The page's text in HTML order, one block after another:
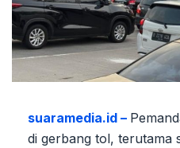
suaramedia.id –
di gerbang tol, terutama